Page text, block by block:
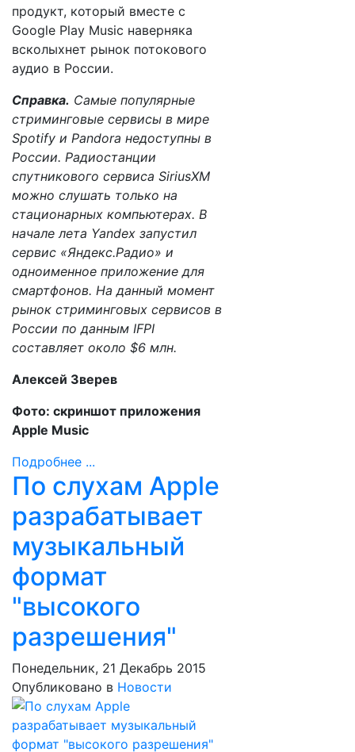
продукт, который вместе с
Google Play Music наверняка
всколыхнет рынок потокового
аудио в России.
Справка. Самые популярные
стриминговые сервисы в мире
Spotify и Pandora недоступны в
России. Радиостанции
спутникового сервиса SiriusXM
можно слушать только на
стационарных компьютерах. В
начале лета Yandex запустил
сервис «Яндекс.Радио» и
одноименное приложение для
смартфонов. На данный момент
рынок стриминговых сервисов в
России по данным IFPI
составляет около $6 млн.
Алексей Зверев
Фото: скриншот приложения
Apple Music
Подробнее ...
По слухам Apple
разрабатывает
музыкальный
формат
"высокого
разрешения"
Понедельник, 21 Декабрь 2015
Опубликовано в Новости